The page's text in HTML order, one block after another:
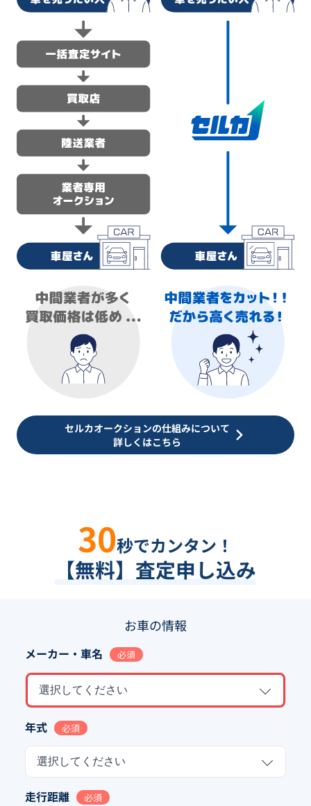
セルカオークションの仕組みについて
詳しくはこちら
30秒でカンタン！
【無料】査定申し込み
お車の情報
メーカー・車名 必須
選択してください
年式 必須
選択してください
走行距離 必須